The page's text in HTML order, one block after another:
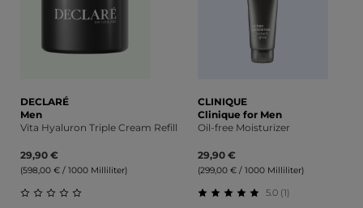
DECLARÉ
Men
Vita Hyaluron Triple Cream Refill
29,90 €
(598,00 € / 1000 Milliliter)
CLINIQUE
Clinique for Men
Oil-free Moisturizer
29,90 €
(299,00 € / 1000 Milliliter)
5.0 (1)